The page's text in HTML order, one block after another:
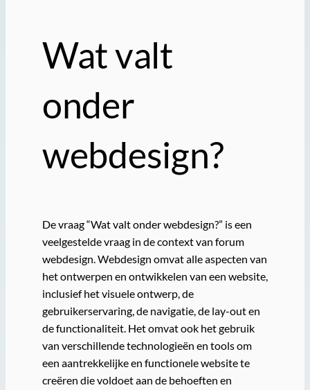
Wat valt
onder
webdesign?
De vraag “Wat valt onder webdesign?” is een
veelgestelde vraag in de context van forum
webdesign. Webdesign omvat alle aspecten van
het ontwerpen en ontwikkelen van een website,
inclusief het visuele ontwerp, de
gebruikerservaring, de navigatie, de lay-out en
de functionaliteit. Het omvat ook het gebruik
van verschillende technologieën en tools om
een aantrekkelijke en functionele website te
creëren die voldoet aan de behoeften en